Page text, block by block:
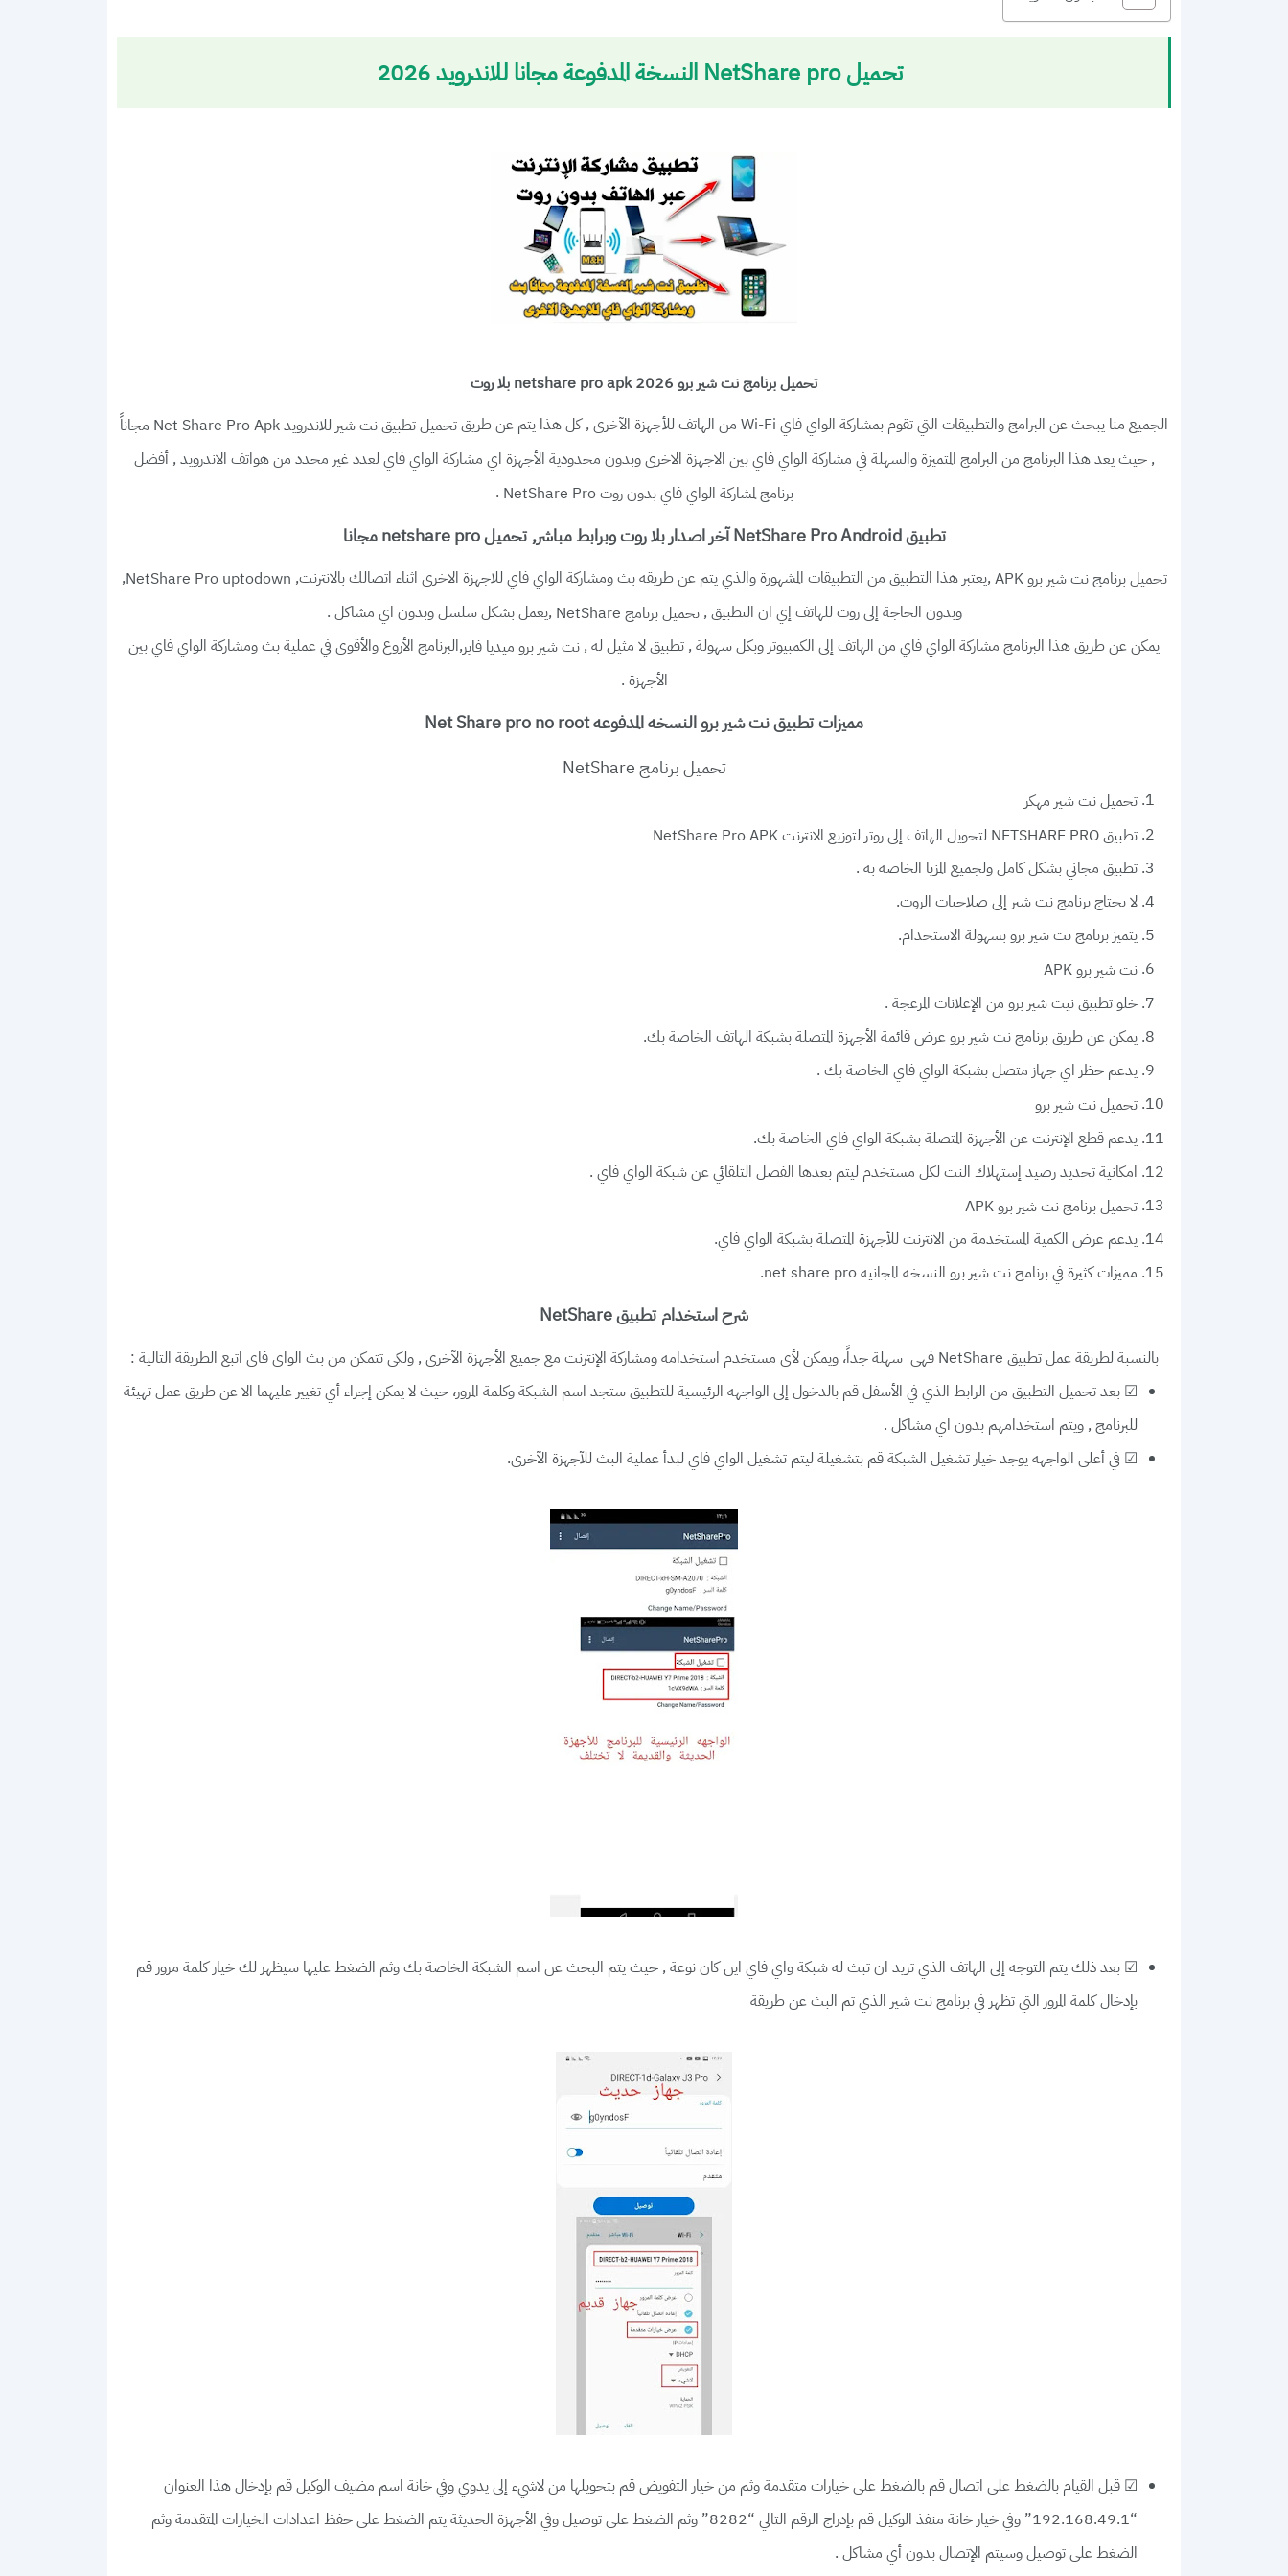
تحميل NetShare pro النسخة المدفوعة مجانا للاندرويد 2026
تحميل برنامج نت شير برو 2026 netshare pro apk بلا روت
الجميع منا يبحث عن البرامج والتطبيقات التي تقوم بمشاركة الواي فاي Wi-Fi من الهاتف للأجهزة الآخرى , كل هذا يتم عن طريق
تحميل تطبيق نت شير للاندرويد Net Share Pro Apk مجاناً
, حيث يعد هذا البرنامج من البرامج المتميزة والسهلة في مشاركة الواي فاي بين الاجهزة الاخرى وبدون محدودية الأجهزة اي مشاركة الواي فاي لعدد غير محدد من هواتف الاندرويد ,أفضل
برنامج لمشاركة الواي فاي بدون روت NetShare Pro
.
تطبيق NetShare Pro Android آخر اصدار بلا روت وبرابط مباشر, تحميل netshare pro مجانا
تحميل برنامج نت شير برو APK ,يعتبر هذا التطبيق من التطبيقات المشهورة والذي يتم عن طريقه بث ومشاركة الواي فاي للاجهزة الاخرى اثناء اتصالك بالانترنت, NetShare Pro uptodown
,
وبدون الحاجة إلى روت للهاتف إي ان التطبيق ,تحميل برنامج NetShare
,يعمل بشكل سلسل وبدون اي مشاكل .
يمكن عن طريق هذا البرنامج مشاركة الواي فاي من الهاتف إلى الكمبيوتر وبكل سهولة , تطبيق لا مثيل له , نت شير برو ميديا فاير,البرنامج الأروع والأقوى في عملية بث ومشاركة الواي فاي بين
الأجهزة .
مميزات تطبيق نت شير برو النسخه المدفوعه Net Share pro no root
تحميل برنامج NetShare
تحميل نت شير مهكر
تطبيق NETSHARE PRO لتحويل الهاتف إلى روتر لتوزيع الانترنت NetShare Pro APK
تطبيق مجاني بشكل كامل ولجميع المزيا الخاصة به .
لا يحتاج برنامج نت شير إلى صلاحيات الروت.
يتميز برنامج نت شير برو بسهولة الاستخدام.
نت شير برو APK
خلو تطبيق نيت شير برو من الإعلانات المزعجة .
يمكن عن طريق برنامج نت شير برو عرض قائمة الأجهزة المتصلة بشبكة الهاتف الخاصة بك.
يدعم حظر اي جهاز متصل بشبكة الواي فاي الخاصة بك .
تحميل نت شير برو
يدعم قطع الإنترنت عن الأجهزة المتصلة بشبكة الواي فاي الخاصة بك.
امكانية تحديد رصيد إستهلاك النت لكل مستخدم ليتم بعدها الفصل التلقائي عن شبكة الواي فاي .
تحميل برنامج نت شير برو APK
يدعم عرض الكمية المستخدمة من الانترنت للأجهزة المتصلة بشبكة الواي فاي.
مميزات كثيرة في برنامج نت شير برو النسخه المجانيه net share pro.
شرح استخدام تطبيق NetShare
بالنسبة لطريقة عملتطبيق NetShare
فهي سهلة جداً، ويمكن لأي مستخدم استخدامه ومشاركة الإنترنت مع جميع الأجهزة الآخرى , ولكي تتمكن من بث الواي فاي اتبع الطريقة التالية :
☑ بعد تحميل التطبيق من الرابط الذي في الأسفل قم بالدخول إلى الواجهه الرئيسية للتطبيق ستجد اسم الشبكة وكلمة المرور، حيث لا يمكن إجراء أي تغيير عليهما الا عن طريق عمل تهيئة
للبرنامج , ويتم استخدامهم بدون اي مشاكل .
☑ في أعلى الواجهه يوجد خيار تشغيل الشبكة قم بتشغيلة ليتم تشغيل الواي فاي لبدأ عملية البث للآجهزة الآخرى.
☑ بعد ذلك يتم التوجه إلى الهاتف الذي تريد ان تبث له شبكة واي فاي اين كان نوعة , حيث يتم البحث عن اسم الشبكة الخاصة بك وثم الضغط عليها سيظهر لك خيار كلمة مرور قم
بإدخال كلمة المرور التي تظهر في برنامج نت شير الذي تم البث عن طريقة
☑ قبل القيام بالضغط على اتصال قم بالضغط على خيارات متقدمة وثم من خيار التفويض قم بتحويلها من لاشيء إلى يدوي وفي خانة اسم مضيف الوكيل قم بإدخال هذا العنوان
“192.168.49.1” وفي خيار خانة منفذ الوكيل قم بإدراج الرقم التالي “8282” وثم الضغط على توصيل وفي الأجهزة الحديثة يتم الضغط على حفظ اعدادات الخيارات المتقدمة وثم
الضغط على توصيل وسيتم الإتصال بدون أي مشاكل .